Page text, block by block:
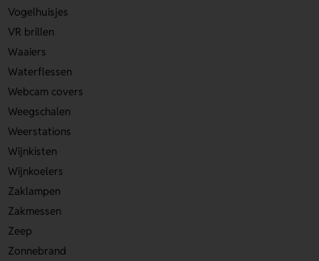
Vogelhuisjes
VR brillen
Waaiers
Waterflessen
Webcam covers
Weegschalen
Weerstations
Wijnkisten
Wijnkoelers
Zaklampen
Zakmessen
Zeep
Zonnebrand